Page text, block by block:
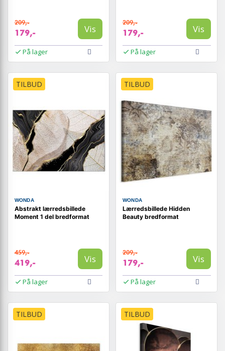
209,-
179,- Vis
På lager
209,-
179,- Vis
På lager
TILBUD
WONDA
Abstrakt lærredsbillede
Moment 1 del bredformat
459,-
419,- Vis
På lager
TILBUD
WONDA
Lærredsbillede Hidden
Beauty bredformat
209,-
179,- Vis
På lager
TILBUD TILBUD